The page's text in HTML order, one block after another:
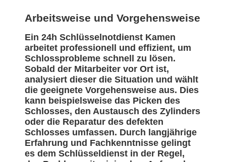
Arbeitsweise und Vorgehensweise
Ein 24h Schlüsselnotdienst Kamen
arbeitet professionell und effizient, um
Schlossprobleme schnell zu lösen.
Sobald der Mitarbeiter vor Ort ist,
analysiert dieser die Situation und wählt
die geeignete Vorgehensweise aus. Dies
kann beispielsweise das Picken des
Schlosses, den Austausch des Zylinders
oder die Reparatur des defekten
Schlosses umfassen. Durch langjährige
Erfahrung und Fachkenntnisse gelingt
es dem Schlüsseldienst in der Regel,